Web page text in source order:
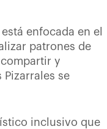
enfocada en el
patrones de
y
se
inclusivo que